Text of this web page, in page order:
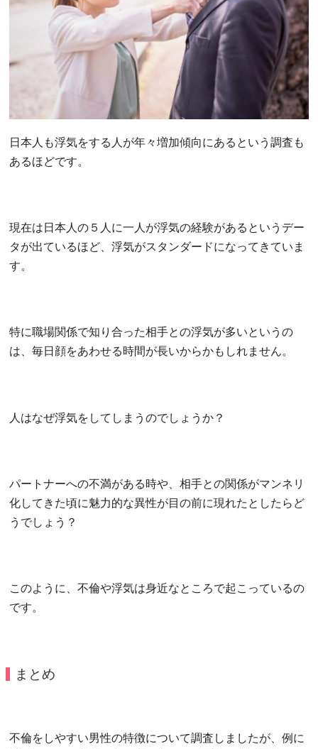
日本人も浮気をする人が年々増加傾向にあるという調査も
あるほどです。
現在は日本人の５人に一人が浮気の経験があるというデー
タが出ているほど、浮気がスタンダードになってきていま
す。
特に職場関係で知り合った相手との浮気が多いというの
は、毎日顔をあわせる時間が長いからかもしれません。
人はなぜ浮気をしてしまうのでしょうか？
パートナーへの不満がある時や、相手との関係がマンネリ
化してきた頃に魅力的な異性が目の前に現れたとしたらど
うでしょう？
このように、不倫や浮気は身近なところで起こっているの
です。
まとめ
不倫をしやすい男性の特徴について調査しましたが、例に